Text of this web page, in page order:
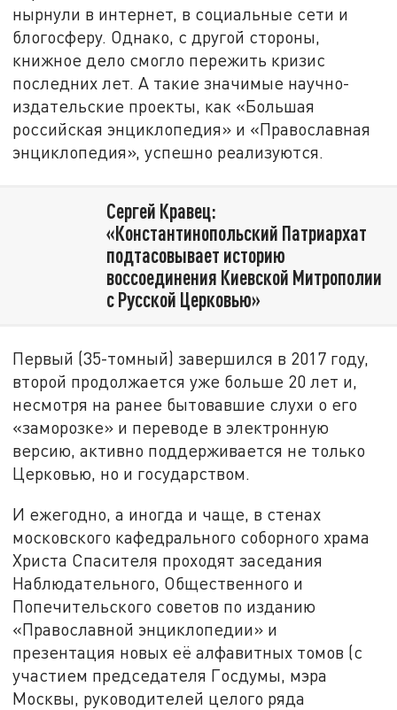
нырнули в интернет, в социальные сети и
блогосферу. Однако, с другой стороны,
книжное дело смогло пережить кризис
последних лет. А такие значимые научно-
издательские проекты, как «Большая
российская энциклопедия» и «Православная
энциклопедия», успешно реализуются.
Сергей Кравец:
«Константинопольский Патриархат
подтасовывает историю
воссоединения Киевской Митрополии
с Русской Церковью»
Первый (35-томный) завершился в 2017 году,
второй продолжается уже больше 20 лет и,
несмотря на ранее бытовавшие слухи о его
«заморозке» и переводе в электронную
версию, активно поддерживается не только
Церковью, но и государством.
И ежегодно, а иногда и чаще, в стенах
московского кафедрального соборного храма
Христа Спасителя проходят заседания
Наблюдательного, Общественного и
Попечительского советов по изданию
«Православной энциклопедии» и
презентация новых её алфавитных томов (с
участием председателя Госдумы, мэра
Москвы, руководителей целого ряда